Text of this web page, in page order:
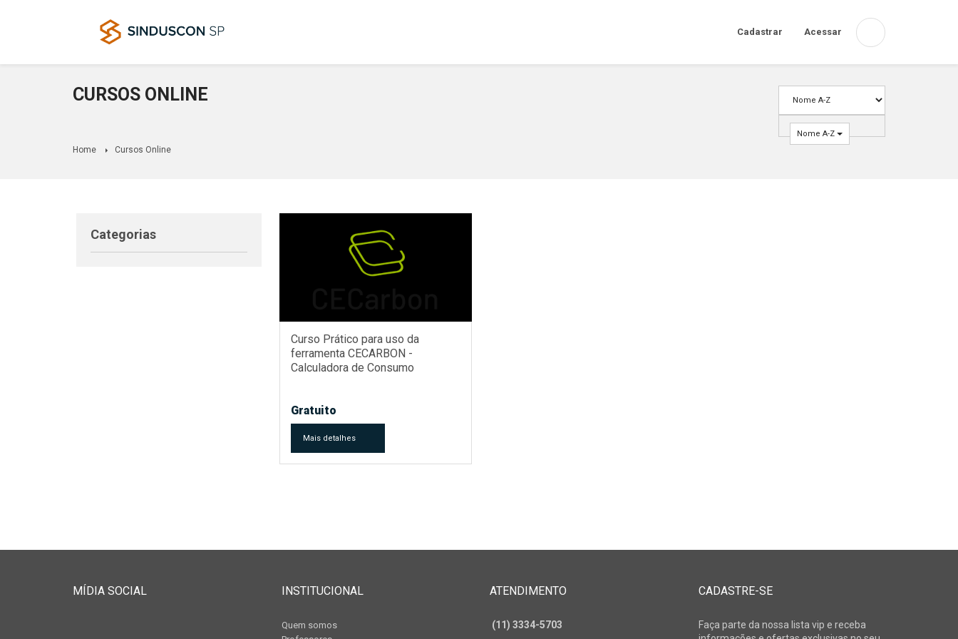
Cadastrar Acessar
CURSOS ONLINE
Nome A-Z
Home Cursos Online
Categorias
Curso Prático para uso da
ferramenta CECARBON -
Calculadora de Consumo
Inventário corporativo e de obra -
Versão 2 do curso
Gratuito
Mais detalhes
MÍDIA SOCIAL INSTITUCIONAL
Quem somos
ATENDIMENTO
(11) 3334-5703
CADASTRE-SE
Faça parte da nossa lista vip e receba